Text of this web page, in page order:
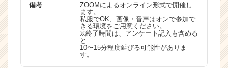
備考
ZOOMによるオンライン形式で開催し
ます。
私服でOK、画像・音声はオンで参加で
きる環境をご用意ください。
※終了時間は、アンケート記入も含める
と
10〜15分程度延びる可能性がありま
す。